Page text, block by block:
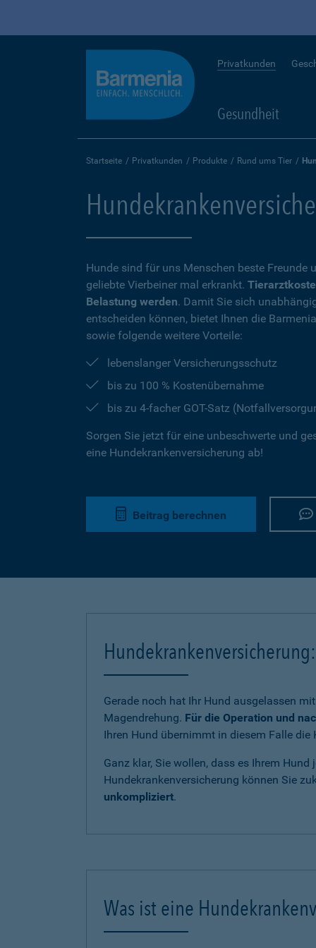
Privatkunden
Gesundheit
Startseite Privatkunden Produkte Rund ums Tier
Hunde sind für uns Menschen beste Freunde
geliebte Vierbeiner mal erkrankt.
Belastung werden. Damit Sie sich
entscheiden können, bietet Ihnen die
sowie folgende weitere Vorteile:
lebenslanger Versicherungsschutz
bis zu 100 % Kostenübernahme
bis zu 4-facher GOT-Satz
Sorgen Sie jetzt für eine unbeschwerte und
eine Hundekrankenversicherung ab!
Beitrag berechnen
Gerade noch hat Ihr Hund ausgelassen
Magendrehung. Für die Operation und
Ihren Hund übernimmt in diesem Falle die
Ganz klar, Sie wollen, dass es Ihrem
Hundekrankenversicherung können Sie
unkompliziert.
Was ist eine